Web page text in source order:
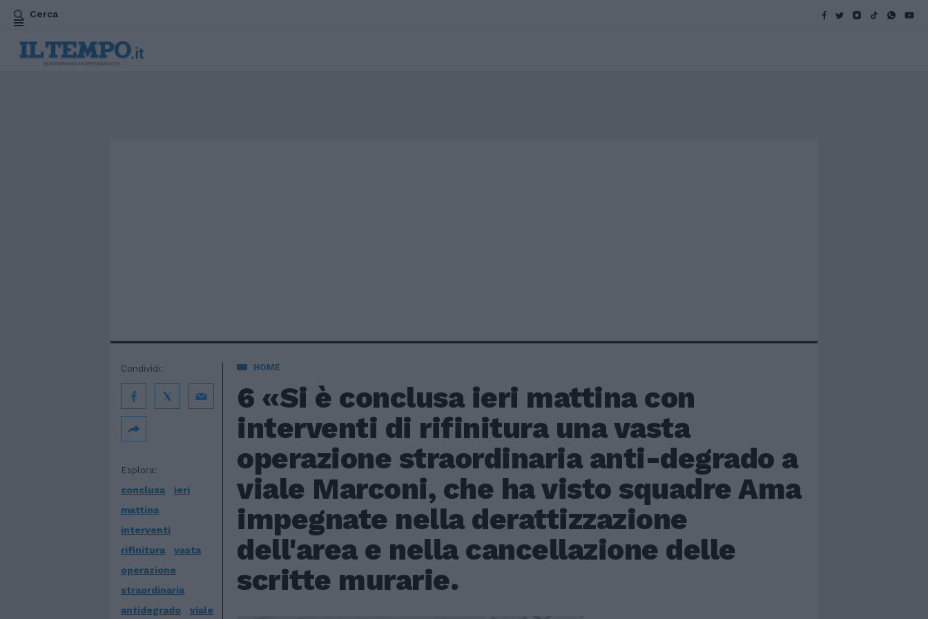
Cerca
HOME
6 «Si è conclusa ieri mattina con
interventi di rifinitura una vasta
operazione straordinaria anti-degrado a
viale Marconi, che ha visto squadre Ama
impegnate nella derattizzazione
dell'area e nella cancellazione delle
scritte murarie.
Esplora:
conclusa
ieri
mattina
interventi
rifinitura
vasta
operazione
straordinaria
antidegrado
viale
Condividi: